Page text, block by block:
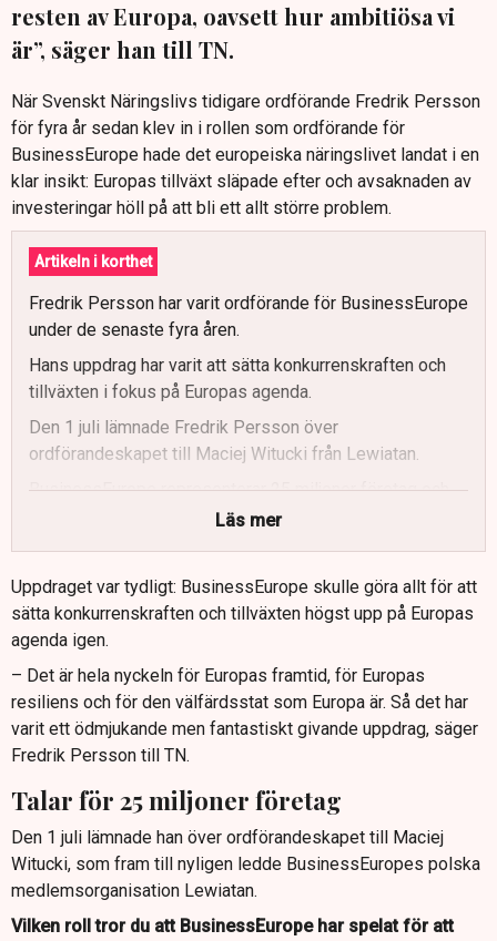
resten av Europa, oavsett hur ambitiösa vi
är”, säger han till TN.
När Svenskt Näringslivs tidigare ordförande Fredrik Persson
för fyra år sedan klev in i rollen som ordförande för
BusinessEurope hade det europeiska näringslivet landat i en
klar insikt: Europas tillväxt släpade efter och avsaknaden av
investeringar höll på att bli ett allt större problem.
Artikeln i korthet
Fredrik Persson har varit ordförande för BusinessEurope
under de senaste fyra åren.
Hans uppdrag har varit att sätta konkurrenskraften och
tillväxten i fokus på Europas agenda.
Den 1 juli lämnade Fredrik Persson över
ordförandeskapet till Maciej Witucki från Lewiatan.
BusinessEurope representerar 25 miljoner företag och
påverkar EU-lagstiftningen.
Persson betonar vikten av regelförenkling och
diversifierade handelsflöden.
Framtidens utmaningar innefattar det geopolitiska läget,
AI och relationen med Kina.
Läs mer
Uppdraget var tydligt: BusinessEurope skulle göra allt för att
sätta konkurrenskraften och tillväxten högst upp på Europas
agenda igen.
– Det är hela nyckeln för Europas framtid, för Europas
resiliens och för den välfärdsstat som Europa är. Så det har
varit ett ödmjukande men fantastiskt givande uppdrag, säger
Fredrik Persson till TN.
Talar för 25 miljoner företag
Den 1 juli lämnade han över ordförandeskapet till Maciej
Witucki, som fram till nyligen ledde BusinessEuropes polska
medlemsorganisation Lewiatan.
Vilken roll tror du att BusinessEurope har spelat för att